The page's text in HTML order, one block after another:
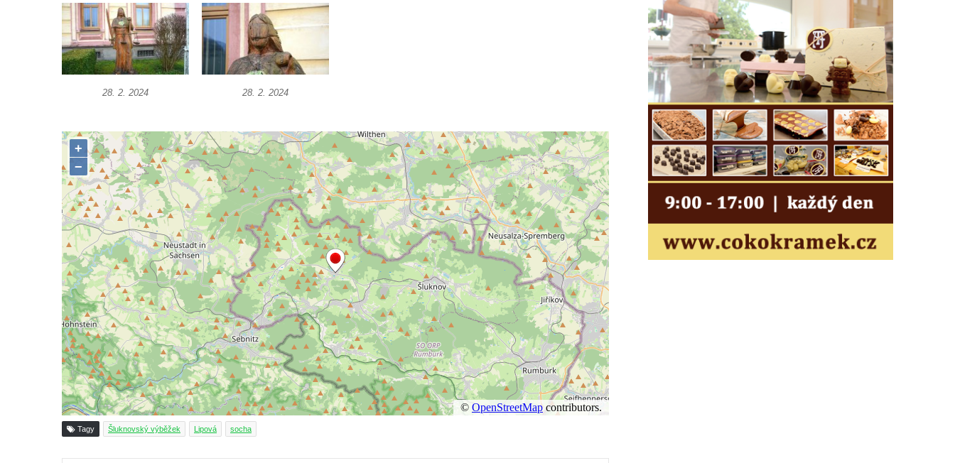
Socha Roháč v ZOO Hluboká
Socha Mystik v ZOO Hluboká
Reliéf Rodina a práce na budově záložny
čp. 69/1 v Českých Budějovicích
Socha Jana Valeria Jirsíka u Černé věže v
Socha Krista klesajícího pod křížem u
kostela svatého Mikuláše v Českých
Budějovicích
Socha svatého Jana Nepomuckého u
kostela svaté Rodiny v Českých
Budějovicích
Socha S tebou v parku na Senovážném
náměstí v Českých Budějovicích
Socha Tornádo v parku na Senovážném
náměstí v Českých Budějovicích
Sousoší Humanoidi na Lannově třídě v
Českých Budějovicích
Pomník Vojtěcha Adalberta Lanny v parku
Na Sadech v Českých Budějovicích
Pomník Přemysla Otakara II. v parku Na
Sadech v Českých Budějovicích
Socha Mateřství v parku Na Sadech v
28. 2. 2024 28. 2. 2024
Tagy Šluknovský výběžek Lipová socha